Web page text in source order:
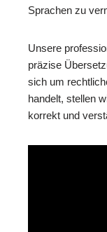
Sprachen zu
Unsere
präzise
sich um
handelt, stellen
korrekt und